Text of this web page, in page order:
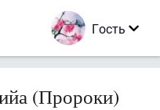
Гость
(Пророки)